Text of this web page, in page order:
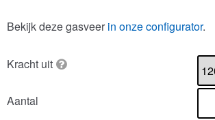
Bekijk deze gasveer in onze configurator.
Kracht uit
Aantal